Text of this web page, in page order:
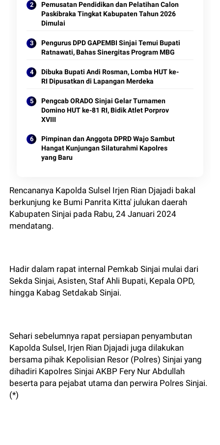
Pemusatan Pendidikan dan Pelatihan Calon
Paskibraka Tingkat Kabupaten Tahun 2026
Dimulai
Pengurus DPD GAPEMBI Sinjai Temui Bupati
Ratnawati, Bahas Sinergitas Program MBG
Dibuka Bupati Andi Rosman, Lomba HUT ke-
RI Dipusatkan di Lapangan Merdeka
Pengcab ORADO Sinjai Gelar Turnamen
Domino HUT ke-81 RI, Bidik Atlet Porprov
XVIII
Pimpinan dan Anggota DPRD Wajo Sambut
Hangat Kunjungan Silaturahmi Kapolres
yang Baru
Rencananya Kapolda Sulsel Irjen Rian Djajadi bakal
berkunjung ke Bumi Panrita Kitta' julukan daerah
Kabupaten Sinjai pada Rabu, 24 Januari 2024
mendatang.
Hadir dalam rapat internal Pemkab Sinjai mulai dari
Sekda Sinjai, Asisten, Staf Ahli Bupati, Kepala OPD,
hingga Kabag Setdakab Sinjai.
Sehari sebelumnya rapat persiapan penyambutan
Kapolda Sulsel, Irjen Rian Djajadi juga dilakukan
bersama pihak Kepolisian Resor (Polres) Sinjai yang
dihadiri Kapolres Sinjai AKBP Fery Nur Abdullah
beserta para pejabat utama dan perwira Polres Sinjai.
(*)